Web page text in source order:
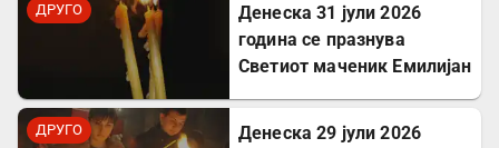
ДРУГО
Денеска 31 јули 2026
година се празнува
Светиот маченик Емилијан
ДРУГО
Денеска 29 јули 2026